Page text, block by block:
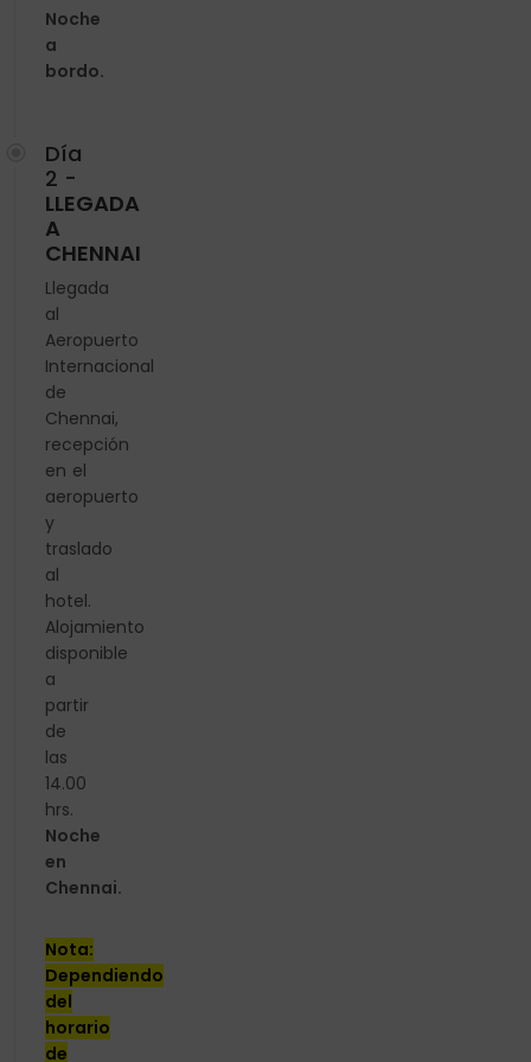
Noche
a
bordo.
Día
2 -
LLEGADA
A
CHENNAI
Llegada
al
Aeropuerto
Internacional
de
Chennai,
recepción
en el
aeropuerto
y
traslado
al
hotel.
Alojamiento
disponible
a
partir
de
las
14.00
hrs.
Noche
en
Chennai.
Nota:
Dependiendo
del
horario
de